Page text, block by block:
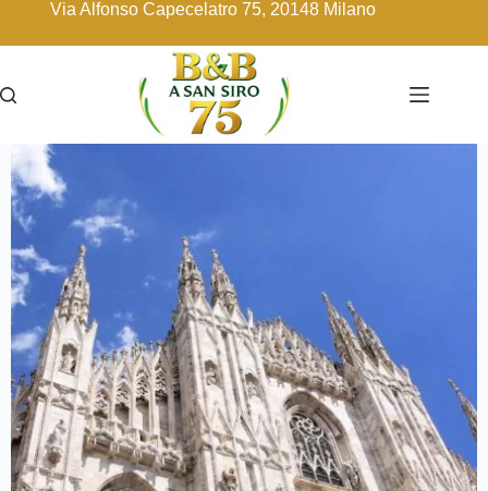
Via Alfonso Capecelatro 75, 20148 Milano